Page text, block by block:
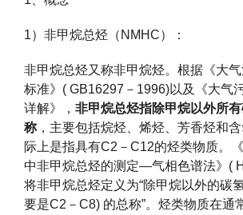
1）非甲烷总烃（NMHC）：
非甲烷总烃又称非甲烷烃。根据《大
标准》( GB16297－1996)以及《大气
详解》， 非甲烷总烃指除甲烷以外所
称，主要包括烷烃、烯烃、芳香烃和
际上是指具有C2－C12的烃类物质。
中非甲烷总烃的测定—气相色谱法》(
将非甲烷总烃定义为“除甲烷以外的碳
要是C2－C8) 的总称”。烃类物质在通